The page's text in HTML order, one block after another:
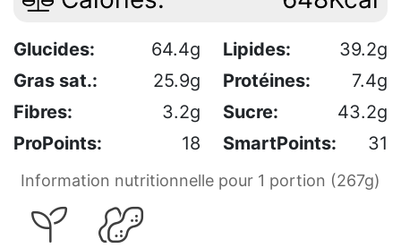
Glucides: 64.4g Lipides:
39.2g
Gras sat.:
25.9g Protéines:
7.4g
Fibres:
3.2g Sucre:
43.2g
ProPoints:
18 SmartPoints: 31
Information nutritionnelle pour 1 portion (267g)